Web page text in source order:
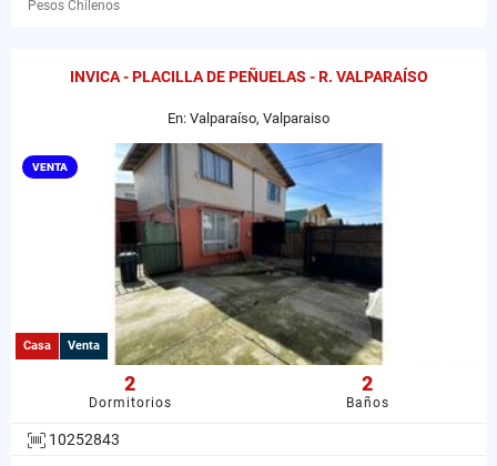
Pesos Chilenos
INVICA - PLACILLA DE PEÑUELAS - R. VALPARAÍSO
En: Valparaíso, Valparaiso
VENTA
Casa Venta
2
Dormitorios
2
Baños
10252843